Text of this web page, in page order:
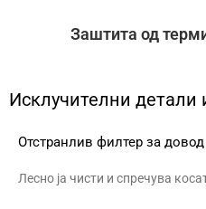
Заштита од
Исклучителни детали
Отстранлив филтер за
Лесно ја чисти и спречува